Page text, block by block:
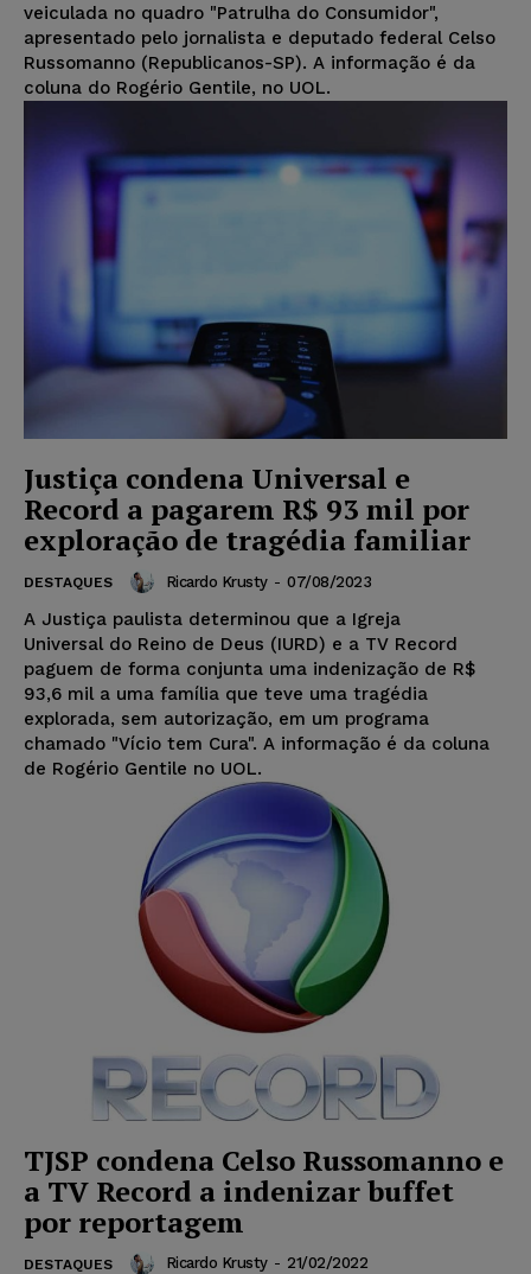
veiculada no quadro "Patrulha do Consumidor",
apresentado pelo jornalista e deputado federal Celso
Russomanno (Republicanos-SP). A informação é da
coluna do Rogério Gentile, no UOL.
Justiça condena Universal e
Record a pagarem R$ 93 mil por
exploração de tragédia familiar
DESTAQUES Ricardo Krusty - 07/08/2023
A Justiça paulista determinou que a Igreja
Universal do Reino de Deus (IURD) e a TV Record
paguem de forma conjunta uma indenização de R$
93,6 mil a uma família que teve uma tragédia
explorada, sem autorização, em um programa
chamado "Vício tem Cura". A informação é da coluna
de Rogério Gentile no UOL.
TJSP condena Celso Russomanno e
a TV Record a indenizar buffet
por reportagem
DESTAQUES Ricardo Krusty - 21/02/2022